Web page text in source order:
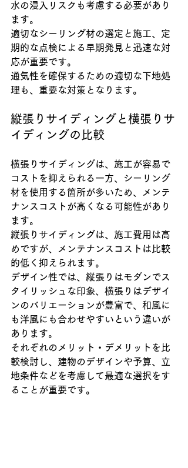
水の浸入リスクも考慮する必要があり
ます。
適切なシーリング材の選定と施工、定
期的な点検による早期発見と迅速な対
応が重要です。
通気性を確保するための適切な下地処
理も、重要な対策となります。
縦張りサイディングと横張りサ
イディングの比較
横張りサイディングは、施工が容易で
コストを抑えられる一方、シーリング
材を使用する箇所が多いため、メンテ
ナンスコストが高くなる可能性があり
ます。
縦張りサイディングは、施工費用は高
めですが、メンテナンスコストは比較
的低く抑えられます。
デザイン性では、縦張りはモダンでス
タイリッシュな印象、横張りはデザイ
ンのバリエーションが豊富で、和風に
も洋風にも合わせやすいという違いが
あります。
それぞれのメリット・デメリットを比
較検討し、建物のデザインや予算、立
地条件などを考慮して最適な選択をす
ることが重要です。